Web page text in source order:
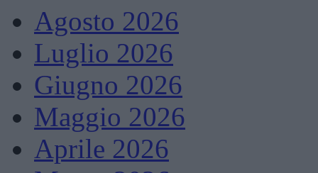
Agosto 2026
Luglio 2026
Giugno 2026
Maggio 2026
Aprile 2026